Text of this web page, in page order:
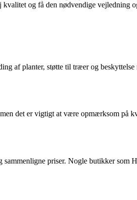
kvalitet og få den nødvendige vejledning
af planter, støtte til træer og
det er vigtigt at være opmærksom på
priser. Nogle butikker